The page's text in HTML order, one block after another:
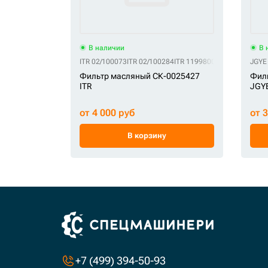
В наличии
ITR 02/100073ITR 02/100284ITR 11998008 ITR 142927001
Фильтр масляный СК-0025427
ITR
от 4 000 руб
В корзину
В
от
+7 (499) 394-50-93